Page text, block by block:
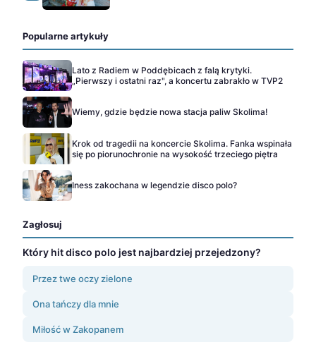
Popularne artykuły
Lato z Radiem w Poddębicach z falą krytyki.
„Pierwszy i ostatni raz", a koncertu zabrakło w TVP2
Wiemy, gdzie będzie nowa stacja paliw Skolima!
Krok od tragedii na koncercie Skolima. Fanka wspinała
się po piorunochronie na wysokość trzeciego piętra
Iness zakochana w legendzie disco polo?
Zagłosuj
Który hit disco polo jest najbardziej przejedzony?
Przez twe oczy zielone
Ona tańczy dla mnie
Miłość w Zakopanem